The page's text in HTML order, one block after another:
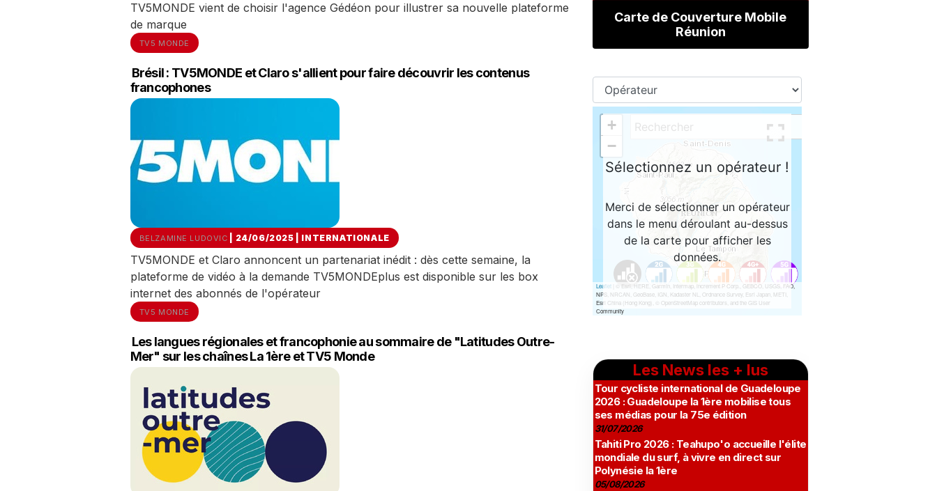
TV5MONDE vient de choisir l'agence Gédéon pour illustrer sa nouvelle plateforme
de marque
TV5 MONDE
Brésil : TV5MONDE et Claro s'allient pour faire découvrir les contenus
francophones
BELZAMINE LUDOVIC | 24/06/2025 INTERNATIONALE
TV5MONDE et Claro annoncent un partenariat inédit : dès cette semaine, la
plateforme de vidéo à la demande TV5MONDEplus est disponible sur les box
internet des abonnés de l'opérateur
TV5 MONDE
Les langues régionales et francophonie au sommaire de "Latitudes Outre-
Mer" sur les chaînes La 1ère et TV5 Monde
Carte de Couverture Mobile
Réunion
Les News les + lus
Tour cycliste international de Guadeloupe
2026 : Guadeloupe la 1ère mobilise tous
ses médias pour la 75e édition
31/07/2026
Tahiti Pro 2026 : Teahupo'o accueille l'élite
mondiale du surf, à vivre en direct sur
Polynésie la 1ère
05/08/2026